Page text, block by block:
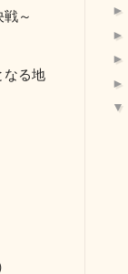
戦～
なる地
►
►
►
►
▼